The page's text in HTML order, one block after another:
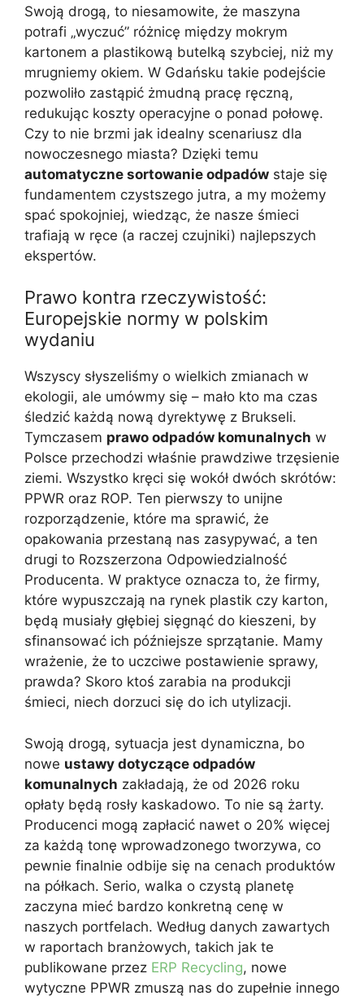
Swoją drogą, to niesamowite, że maszyna
potrafi „wyczuć” różnicę między mokrym
kartonem a plastikową butelką szybciej, niż my
mrugniemy okiem. W Gdańsku takie podejście
pozwoliło zastąpić żmudną pracę ręczną,
redukując koszty operacyjne o ponad połowę.
Czy to nie brzmi jak idealny scenariusz dla
nowoczesnego miasta? Dzięki temu
automatyczne sortowanie odpadów staje się
fundamentem czystszego jutra, a my możemy
spać spokojniej, wiedząc, że nasze śmieci
trafiają w ręce (a raczej czujniki) najlepszych
ekspertów.
Prawo kontra rzeczywistość:
Europejskie normy w polskim
wydaniu
Wszyscy słyszeliśmy o wielkich zmianach w
ekologii, ale umówmy się – mało kto ma czas
śledzić każdą nową dyrektywę z Brukseli.
Tymczasem prawo odpadów komunalnych w
Polsce przechodzi właśnie prawdziwe trzęsienie
ziemi. Wszystko kręci się wokół dwóch skrótów:
PPWR oraz ROP. Ten pierwszy to unijne
rozporządzenie, które ma sprawić, że
opakowania przestaną nas zasypywać, a ten
drugi to Rozszerzona Odpowiedzialność
Producenta. W praktyce oznacza to, że firmy,
które wypuszczają na rynek plastik czy karton,
będą musiały głębiej sięgnąć do kieszeni, by
sfinansować ich późniejsze sprzątanie. Mamy
wrażenie, że to uczciwe postawienie sprawy,
prawda? Skoro ktoś zarabia na produkcji
śmieci, niech dorzuci się do ich utylizacji.
Swoją drogą, sytuacja jest dynamiczna, bo
nowe ustawy dotyczące odpadów
komunalnych zakładają, że od 2026 roku
opłaty będą rosły kaskadowo. To nie są żarty.
Producenci mogą zapłacić nawet o 20% więcej
za każdą tonę wprowadzonego tworzywa, co
pewnie finalnie odbije się na cenach produktów
na półkach. Serio, walka o czystą planetę
zaczyna mieć bardzo konkretną cenę w
naszych portfelach. Według danych zawartych
w raportach branżowych, takich jak te
publikowane przez ERP Recycling, nowe
wytyczne PPWR zmuszą nas do zupełnie innego